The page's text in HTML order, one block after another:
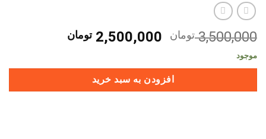
3,500,000 تومان
قیمت
3,500,000 تومان
بود.
2,500,000 تومان
موجود
افزودن به سبد خرید